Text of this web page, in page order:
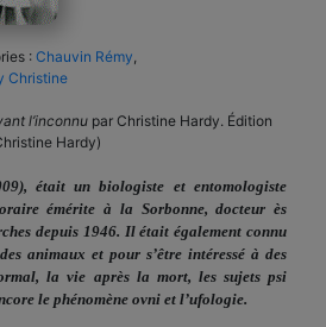
:Chauvin Rémy
Christine
l’inconnu par Christine Hardy. Édition
Hardy)
était un biologiste et entomologiste
émérite à la Sorbonne, docteur ès
depuis 1946. Il était également connu
animaux et pour s’être intéressé à des
la vie après la mort, les sujets psi
le phénomène ovni et l’ufologie.